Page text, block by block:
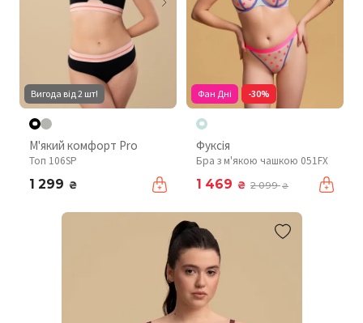
Вигода від 2 шт!
М'який комфорт Pro
Топ 106SP
1 299 ₴
Фан Дні -30%
Фуксія
Бра з м'якою чашкою 051FX
1 469 ₴ 2 099₴